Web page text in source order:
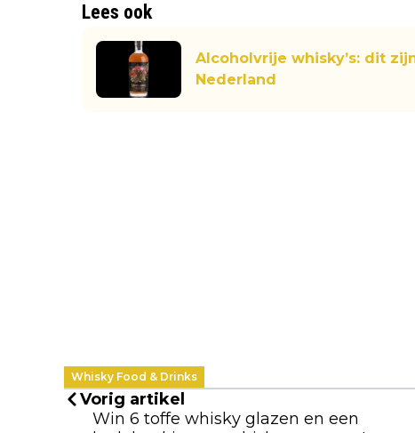
Lees ook
Alcoholvrije whisky’s: dit
Nederland
Whisky Food & Drinks
Vorig artikel
Win 6 toffe whisky glazen en een